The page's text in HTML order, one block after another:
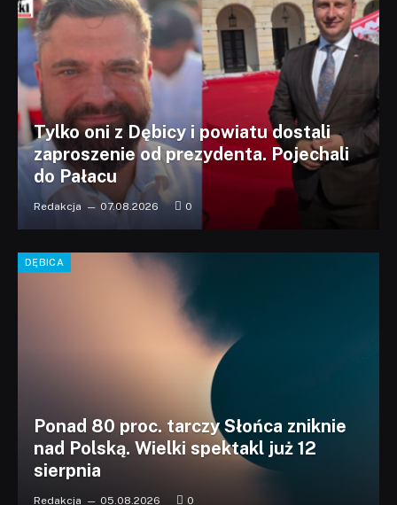
Tylko oni z Dębicy i powiatu dostali
zaproszenie od prezydenta. Pojechali
do Pałacu
Redakcja 07.08.2026 0
DĘBICA
Ponad 80 proc. tarczy Słońca zniknie
nad Polską. Wielki spektakl już 12
sierpnia
Redakcja 05.08.2026 0